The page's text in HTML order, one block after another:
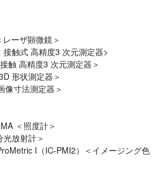
ーザ顕微鏡＞
触式 高精度3 次元測定器>
触 高精度3 次元測定器＞
形状測定器＞
寸法測定器＞
＜照度計＞
放射計＞
I（IC-PMI2）＜イメージング色